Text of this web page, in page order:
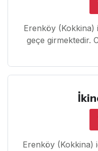
Erenköy (Kokkina)
geçe girmektedir.
Erenköy (Kokkina)